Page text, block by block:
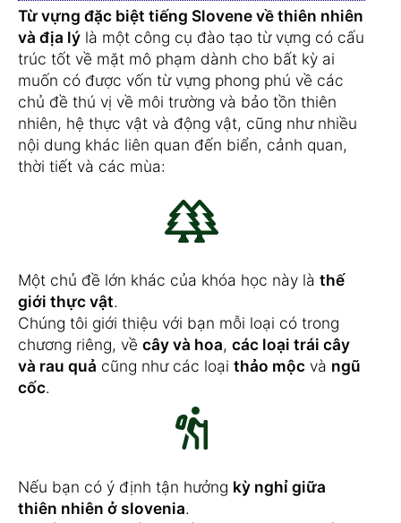
Từ vựng đặc biệt tiếng Slovene về thiên nhiên
và địa lý là một công cụ đào tạo từ vựng có cấu
trúc tốt về mặt mô phạm dành cho bất kỳ ai
muốn có được vốn từ vựng phong phú về các
chủ đề thú vị về môi trường và bảo tồn thiên
nhiên, hệ thực vật và động vật, cũng như nhiều
nội dung khác liên quan đến biển, cảnh quan,
thời tiết và các mùa:
Một chủ đề lớn khác của khóa học này là thế
giới thực vật.
Chúng tôi giới thiệu với bạn mỗi loại có trong
chương riêng, về cây và hoa, các loại trái cây
và rau quả cũng như các loại thảo mộc và ngũ
cốc.
Nếu bạn có ý định tận hưởng kỳ nghỉ giữa
thiên nhiên ở slovenia.